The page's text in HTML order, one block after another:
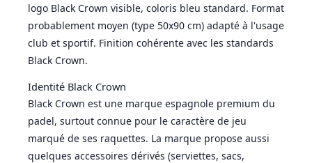
logo Black Crown visible, coloris bleu standard. Format
probablement moyen (type 50x90 cm) adapté à l'usage
club et sportif. Finition cohérente avec les standards
Black Crown.
Identité Black Crown
Black Crown est une marque espagnole premium du
padel, surtout connue pour le caractère de jeu
marqué de ses raquettes. La marque propose aussi
quelques accessoires dérivés (serviettes, sacs,